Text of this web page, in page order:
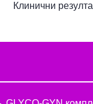
Клинични